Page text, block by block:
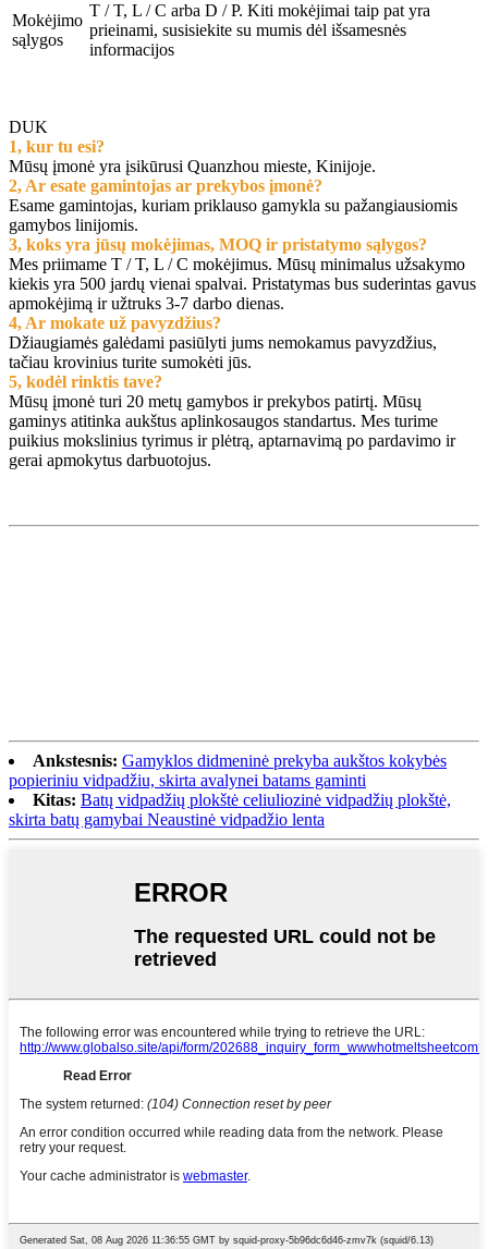
Mokėjimo
sąlygos
T / T, L / C arba D / P. Kiti mokėjimai taip pat yra
prieinami, susisiekite su mumis dėl išsamesnės
informacijos
DUK
1, kur tu esi?
Mūsų įmonė yra įsikūrusi Quanzhou mieste, Kinijoje.
2, Ar esate gamintojas ar prekybos įmonė?
Esame gamintojas, kuriam priklauso gamykla su pažangiausiomis
gamybos linijomis.
3, koks yra jūsų mokėjimas, MOQ ir pristatymo sąlygos?
Mes priimame T / T, L / C mokėjimus. Mūsų minimalus užsakymo
kiekis yra 500 jardų vienai spalvai. Pristatymas bus suderintas gavus
apmokėjimą ir užtruks 3-7 darbo dienas.
4, Ar mokate už pavyzdžius?
Džiaugiamės galėdami pasiūlyti jums nemokamus pavyzdžius,
tačiau krovinius turite sumokėti jūs.
5, kodėl rinktis tave?
Mūsų įmonė turi 20 metų gamybos ir prekybos patirtį. Mūsų
gaminys atitinka aukštus aplinkosaugos standartus. Mes turime
puikius mokslinius tyrimus ir plėtrą, aptarnavimą po pardavimo ir
gerai apmokytus darbuotojus.
Ankstesnis: Gamyklos didmeninė prekyba aukštos kokybės
popieriniu vidpadžiu, skirta avalynei batams gaminti
Kitas: Batų vidpadžių plokštė celiuliozinė vidpadžių plokštė,
skirta batų gamybai Neaustinė vidpadžio lenta